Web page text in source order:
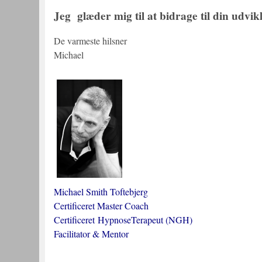
Jeg glæder mig til at bidrage til din
De varmeste hilsner
Michael
Michael Smith Toftebjerg
Certificeret Master Coach
Certificeret HypnoseTerapeut (NGH)
Facilitator & Mentor